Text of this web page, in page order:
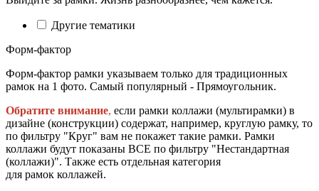
Другие тематики
Форм-фактор
Форм-фактор рамки указываем только для традиционных
рамок на 1 фото. Самый популярный - Прямоугольник.
Обратите внимание, если рамки коллажи (мультирамки) в
дизайне (конструкции) содержат, например, круглую рамку, то
по фильтру "Круг" вам не покажет такие рамки. Рамки
коллажи будут показаны ВСЕ по фильтру "Нестандартная
(коллажи)". Также есть отдельная категория
для рамок коллажей.